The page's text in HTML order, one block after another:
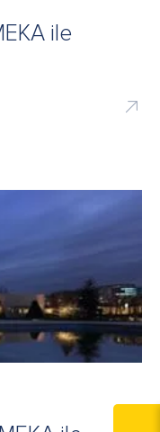
ile